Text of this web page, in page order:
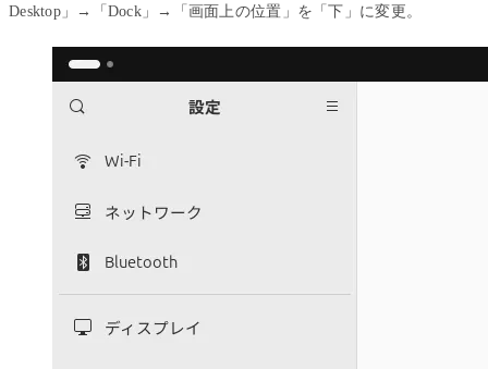
Desktop」→「Dock」→「画面上の位置」を「下」に変更。